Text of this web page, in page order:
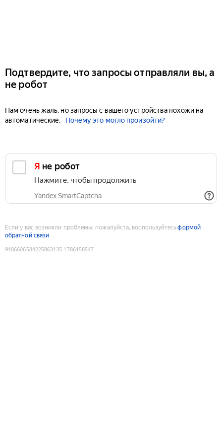
Подтвердите, что запросы отправляли вы, а
не робот
Нам очень жаль, но запросы с вашего устройства похожи на
автоматические.
Почему это могло произойти?
Я не робот
Нажмите, чтобы продолжить
Yandex SmartCaptcha
Если у вас возникли проблемы, пожалуйста, воспользуйтесьформой
обратной связи
9186606584225863135:1786158547